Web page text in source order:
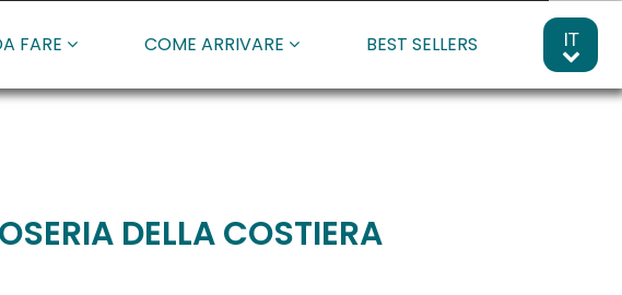
FARE COME ARRIVARE BEST SELLERS IT
DELLA COSTIERA